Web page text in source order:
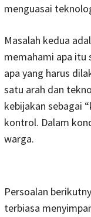
menguasai
Masalah kedua
memahami apa
apa yang harus
satu arah dan
kebijakan sebagai
kontrol. Dalam
warga.
Persoalan
terbiasa